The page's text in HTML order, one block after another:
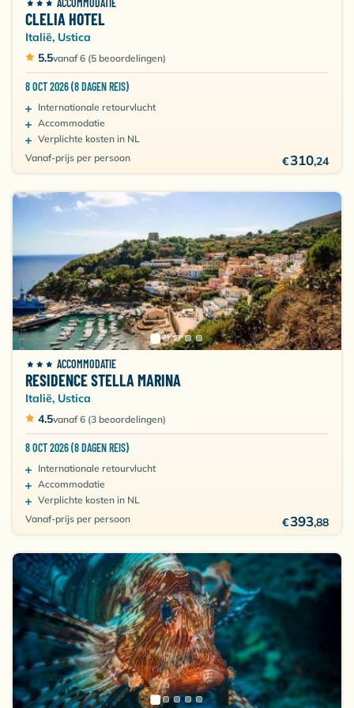
een eigen voordeel, maar de authentieke Usticaanse
sfeer vind je overal wel terug!
ACCOMMODATIE
CLELIA HOTEL
Italië, Ustica
5.5vanaf 6 (5 beoordelingen)
8 OCT 2026 (8 DAGEN REIS)
Internationale retourvlucht
Accommodatie
Verplichte kosten in NL
Vanaf-prijs per persoon
€310,24
ACCOMMODATIE
RESIDENCE STELLA MARINA
Italië, Ustica
4.5vanaf 6 (3 beoordelingen)
8 OCT 2026 (8 DAGEN REIS)
Internationale retourvlucht
Accommodatie
Verplichte kosten in NL
Vanaf-prijs per persoon
€393,88